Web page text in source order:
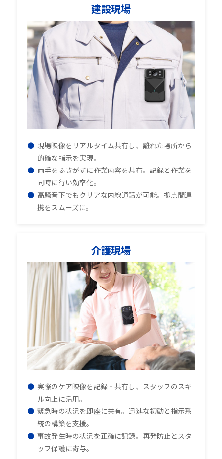
建設現場
現場映像をリアルタイム共有し、離れた場所から
的確な指示を実現。
両手をふさがずに作業内容を共有。記録と作業を
同時に行い効率化。
高騒音下でもクリアな内線通話が可能。拠点間連
携をスムーズに。
介護現場
実際のケア映像を記録・共有し、スタッフのスキ
ル向上に活用。
緊急時の状況を即座に共有。迅速な初動と指示系
統の構築を支援。
事故発生時の状況を正確に記録。再発防止とスタ
ッフ保護に寄与。